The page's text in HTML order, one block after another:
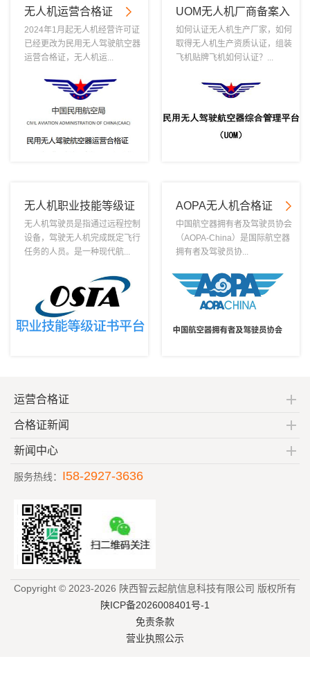
无人机运营合格证
2024年1月起无人机经营许可证
已经更改为民用无人驾驶航空器
运营合格证，无人机运...
UOM无人机厂商备案入
库
如何认证无人机生产厂家，如何
取得无人机生产资质认证，组装
飞机贴牌飞机如何认证？...
无人机职业技能等级证
书
无人机驾驶员是指通过远程控制
设备，驾驶无人机完成既定飞行
任务的人员。是一种现代航...
AOPA无人机合格证
中国航空器拥有者及驾驶员协会
（AOPA-China）是国际航空器
拥有者及驾驶员协...
运营合格证
合格证新闻
新闻中心
服务热线： I58-2927-3636
Copyright © 2023-2026 陕西智云起航信息科技有限公司 版权所有
陕ICP备2026008401号-1
免责条款
营业执照公示